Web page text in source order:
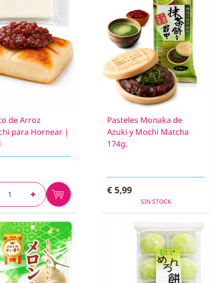
de Arroz
para Hornear |
Pasteles Monaka de
Azuki y Mochi Matcha
174g.
€ 5,99
SIN STOCK